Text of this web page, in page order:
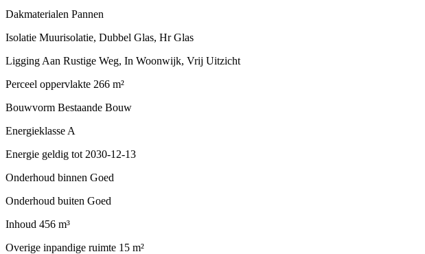
Dakmaterialen Pannen
Isolatie Muurisolatie, Dubbel Glas, Hr Glas
Ligging Aan Rustige Weg, In Woonwijk, Vrij Uitzicht
Perceel oppervlakte 266 m²
Bouwvorm Bestaande Bouw
Energieklasse A
Energie geldig tot 2030-12-13
Onderhoud binnen Goed
Onderhoud buiten Goed
Inhoud 456 m³
Overige inpandige ruimte 15 m²